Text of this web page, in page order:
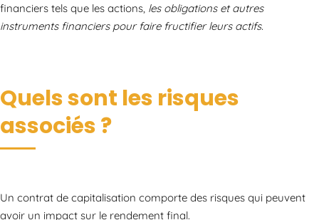
financiers tels que les actions, les obligations et autres
instruments financiers pour faire fructifier leurs actifs.
Quels sont les risques
associés ?
Un contrat de capitalisation comporte des risques qui peuvent
avoir un impact sur le rendement final.